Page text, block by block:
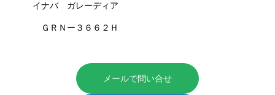
イナバ ガレーディア
ＧＲＮー３６６２Ｈ
メールで問い合せ